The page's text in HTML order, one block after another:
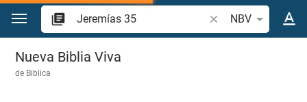
Ir a un contenido
Buscar versículo
NBV
Jeremías 35
Nueva Biblia Viva
de Biblica